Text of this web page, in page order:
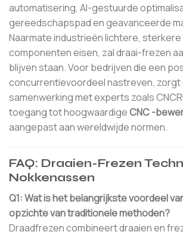
automatisering, AI-gestuurde
gereedschapspad en geavanceerde
Naarmate industrieën lichtere,
componenten eisen, zal draai-frezen
blijven staan. Voor bedrijven die een
concurrentievoordeel nastreven, zorgt
samenwerking met experts zoals
toegang tot hoogwaardigeCNC -
aangepast aan wereldwijde normen.
FAQ: Draaien-Frezen
Nokkenassen
Q1: Wat is het belangrijkste voordeel
opzichte van traditionele methoden?
Draadfrezen combineert draaien en